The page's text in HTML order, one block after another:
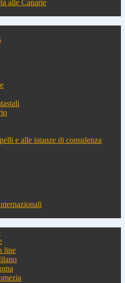
alle Canarie
e alle istanze di consulenza
line